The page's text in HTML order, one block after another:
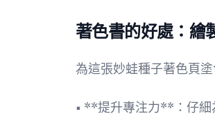
著色書的好處：繪
為這張妙蛙種子著色頁
• **提升專注力**：仔細